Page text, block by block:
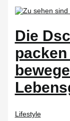
Die
Lifestyle